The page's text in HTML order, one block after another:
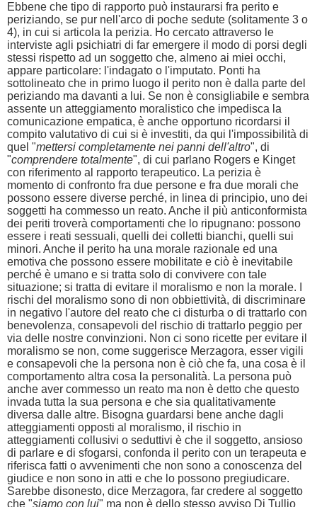
Ebbene che tipo di rapporto può instaurarsi fra perito e
periziando, se pur nell'arco di poche sedute (solitamente 3 o
4), in cui si articola la perizia. Ho cercato attraverso le
interviste agli psichiatri di far emergere il modo di porsi degli
stessi rispetto ad un soggetto che, almeno ai miei occhi,
appare particolare: l'indagato o l'imputato. Ponti ha
sottolineato che in primo luogo il perito non è dalla parte del
periziando ma davanti a lui. Se non è consigliabile e sembra
assente un atteggiamento moralistico che impedisca la
comunicazione empatica, è anche opportuno ricordarsi il
compito valutativo di cui si è investiti, da qui l'impossibilità di
quel "mettersi completamente nei panni dell'altro", di
"comprendere totalmente", di cui parlano Rogers e Kinget
con riferimento al rapporto terapeutico. La perizia è
momento di confronto fra due persone e fra due morali che
possono essere diverse perché, in linea di principio, uno dei
soggetti ha commesso un reato. Anche il più anticonformista
dei periti troverà comportamenti che lo ripugnano: possono
essere i reati sessuali, quelli dei colletti bianchi, quelli sui
minori. Anche il perito ha una morale razionale ed una
emotiva che possono essere mobilitate e ciò è inevitabile
perché è umano e si tratta solo di convivere con tale
situazione; si tratta di evitare il moralismo e non la morale. I
rischi del moralismo sono di non obbiettività, di discriminare
in negativo l'autore del reato che ci disturba o di trattarlo con
benevolenza, consapevoli del rischio di trattarlo peggio per
via delle nostre convinzioni. Non ci sono ricette per evitare il
moralismo se non, come suggerisce Merzagora, esser vigili
e consapevoli che la persona non è ciò che fa, una cosa è il
comportamento altra cosa la personalità. La persona può
anche aver commesso un reato ma non è detto che questo
invada tutta la sua persona e che sia qualitativamente
diversa dalle altre. Bisogna guardarsi bene anche dagli
atteggiamenti opposti al moralismo, il rischio in
atteggiamenti collusivi o seduttivi è che il soggetto, ansioso
di parlare e di sfogarsi, confonda il perito con un terapeuta e
riferisca fatti o avvenimenti che non sono a conoscenza del
giudice e non sono in atti e che lo possono pregiudicare.
Sarebbe disonesto, dice Merzagora, far credere al soggetto
che "siamo con lui" ma non è dello stesso avviso Di Tullio